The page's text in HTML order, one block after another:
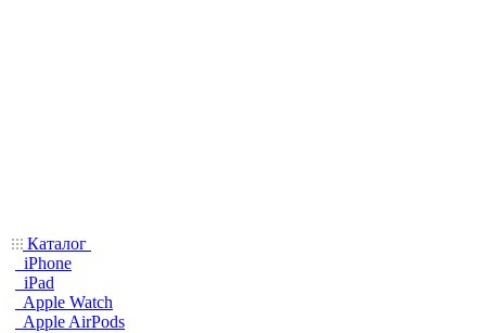
Каталог
iPhone
iPad
Apple Watch
Apple AirPods